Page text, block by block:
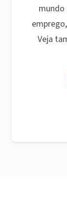
mundo
Veja